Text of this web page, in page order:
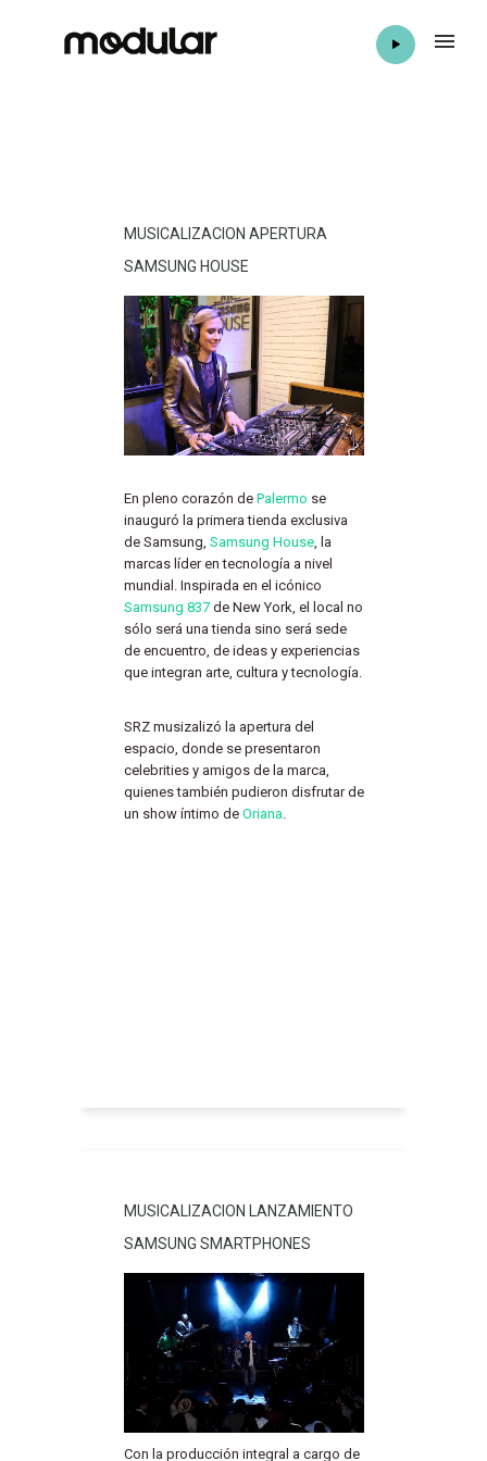
MUSICALIZACION APERTURA
SAMSUNG HOUSE
En pleno corazón de Palermo se
inauguró la primera tienda exclusiva
de Samsung, Samsung House, la
marcas líder en tecnología a nivel
mundial. Inspirada en el icónico
Samsung 837 de New York, el local no
sólo será una tienda sino será sede
de encuentro, de ideas y experiencias
que integran arte, cultura y tecnología.
SRZ musizalizó la apertura del
espacio, donde se presentaron
celebrities y amigos de la marca,
quienes también pudieron disfrutar de
un show íntimo de Oriana.
MUSICALIZACION LANZAMIENTO
SAMSUNG SMARTPHONES
Con la producción integral a cargo de